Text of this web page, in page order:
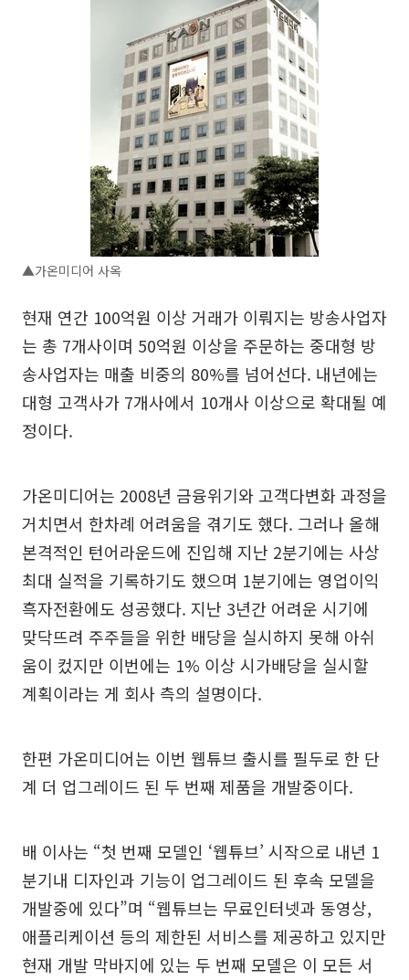
▲가온미디어 사옥
현재 연간 100억원 이상 거래가 이뤄지는 방송사업자
는 총 7개사이며 50억원 이상을 주문하는 중대형 방
송사업자는 매출 비중의 80%를 넘어선다. 내년에는
대형 고객사가 7개사에서 10개사 이상으로 확대될 예
정이다.
가온미디어는 2008년 금융위기와 고객다변화 과정을
거치면서 한차례 어려움을 겪기도 했다. 그러나 올해
본격적인 턴어라운드에 진입해 지난 2분기에는 사상
최대 실적을 기록하기도 했으며 1분기에는 영업이익
흑자전환에도 성공했다. 지난 3년간 어려운 시기에
맞닥뜨려 주주들을 위한 배당을 실시하지 못해 아쉬
움이 컸지만 이번에는 1% 이상 시가배당을 실시할
계획이라는 게 회사 측의 설명이다.
한편 가온미디어는 이번 웹튜브 출시를 필두로 한 단
계 더 업그레이드 된 두 번째 제품을 개발중이다.
배 이사는 “첫 번째 모델인 ‘웹튜브’ 시작으로 내년 1
분기내 디자인과 기능이 업그레이드 된 후속 모델을
개발중에 있다”며 “웹튜브는 무료인터넷과 동영상,
애플리케이션 등의 제한된 서비스를 제공하고 있지만
현재 개발 막바지에 있는 두 번째 모델은 이 모든 서